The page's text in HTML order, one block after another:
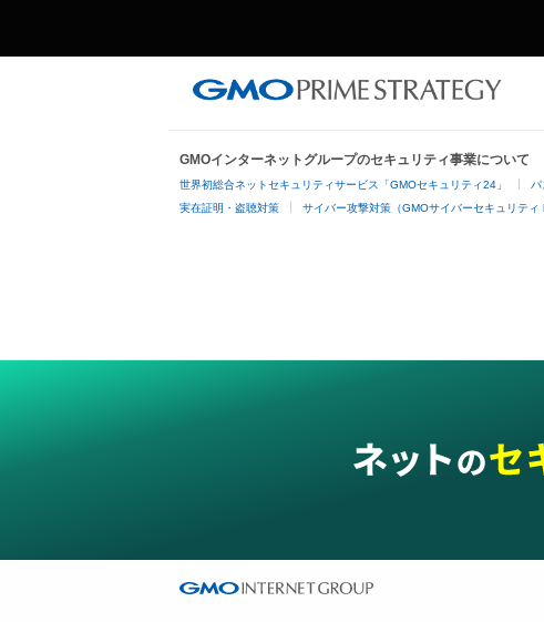
GMOインターネットグループのセキュリティ事業について
世界初総合ネットセキュリティサービス「GMOセキュリティ24」
実在証明・盗聴対策 サイバー攻撃対策（GMOサイバーセキュリティ